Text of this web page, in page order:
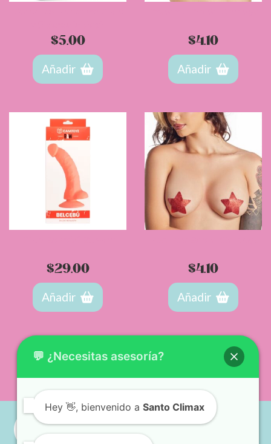
$5.00
Añadir
$4.10
Añadir
$29.00
Añadir
$4.10
Añadir
💬 ¿Necesitas asesoría?
Hey 👋, bienvenido a Santo Climax